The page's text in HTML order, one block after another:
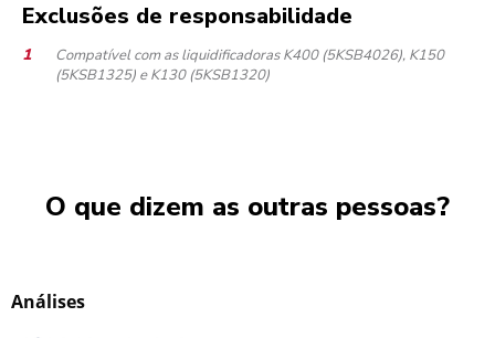
Exclusões de responsabilidade
Compatível com as liquidificadoras K400 (5KSB4026), K150
(5KSB1325) e K130 (5KSB1320)
O que dizem as outras pessoas?